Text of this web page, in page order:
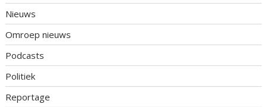
Nieuws
Omroep nieuws
Podcasts
Politiek
Reportage